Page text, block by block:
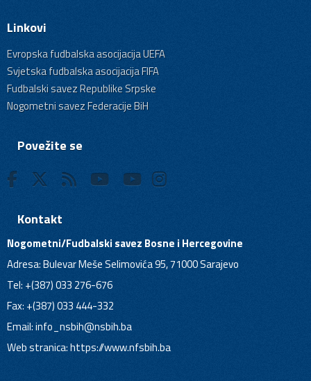
Linkovi
Evropska fudbalska asocijacija UEFA
Svjetska fudbalska asocijacija FIFA
Fudbalski savez Republike Srpske
Nogometni savez Federacije BiH
Povežite se
Kontakt
Nogometni/Fudbalski savez Bosne i Hercegovine
Adresa: Bulevar Meše Selimovića 95, 71000 Sarajevo
Tel: +(387) 033 276-676
Fax: +(387) 033 444-332
Email:info_nsbih@nsbih.ba
Web stranica: https://www.nfsbih.ba